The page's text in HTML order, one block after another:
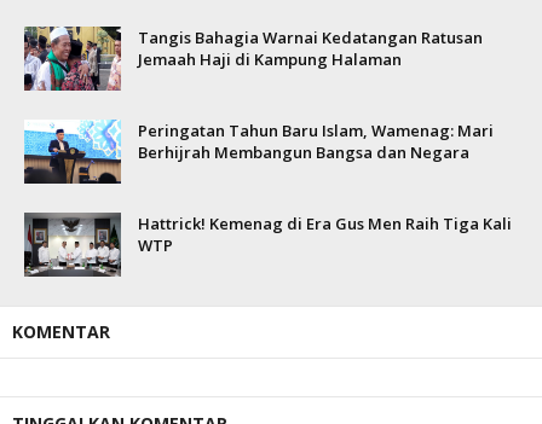
Tangis Bahagia Warnai Kedatangan Ratusan
Jemaah Haji di Kampung Halaman
Peringatan Tahun Baru Islam, Wamenag: Mari
Berhijrah Membangun Bangsa dan Negara
Hattrick! Kemenag di Era Gus Men Raih Tiga Kali
WTP
KOMENTAR